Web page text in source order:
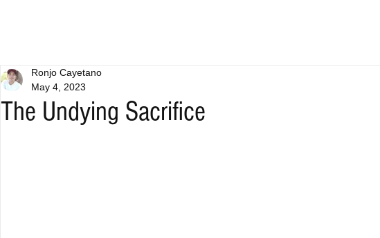
The Undying Sacrifice
Ronjo Cayetano
May 4, 2023